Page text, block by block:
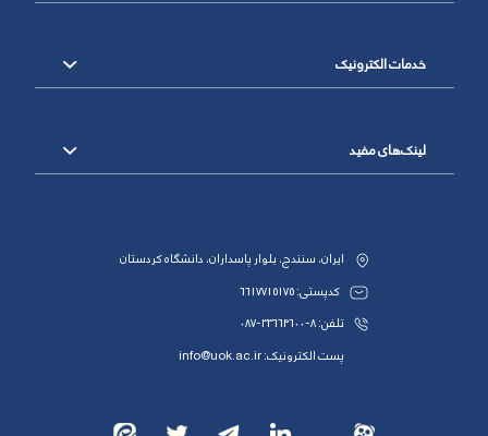
خدمات الکترونیک
لینک‌های مفید
ایران، سنندج، بلوار پاسداران، دانشگاه کردستان
کدپستی: 6617715175
تلفن: 8-33664600-087
پست الکترونیک: info@uok.ac.ir